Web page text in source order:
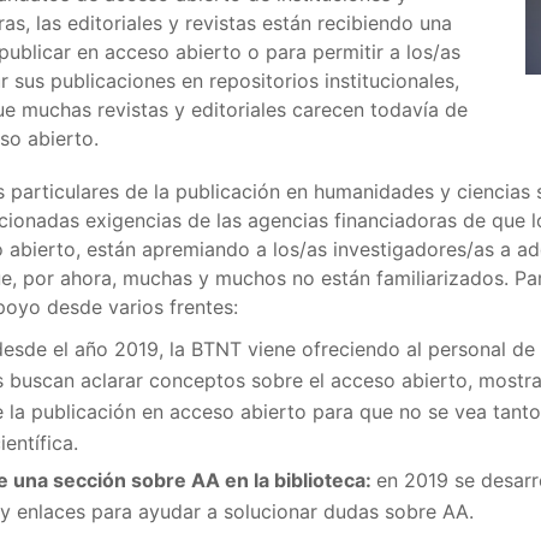
las editoriales y revistas están recibiendo una
en acceso abierto o para permitir a los/as
sus publicaciones en repositorios institucionales,
muchas revistas y editoriales carecen todavía de
abierto.
particulares de la publicación en humanidades y
exigencias de las agencias financiadoras de
abierto, están apremiando a los/as investigadores/as a
por ahora, muchas y muchos no están familiarizados.
desde varios frentes:
el año 2019, la BTNT viene ofreciendo al personal
buscan aclarar conceptos sobre el acceso abierto,
la publicación en acceso abierto para que no se vea
una sección sobre AA en la biblioteca: en 2019 se
enlaces para ayudar a solucionar dudas sobre AA.